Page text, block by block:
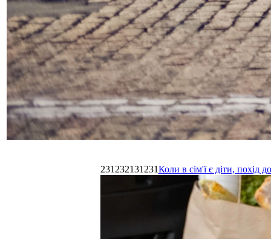
231232131231Коли в сім'ї є діти,